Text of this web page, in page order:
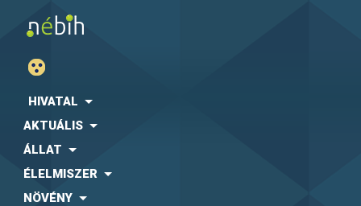
HIVATAL
AKTUÁLIS
ÁLLAT
ÉLELMISZER
NÖVÉNY